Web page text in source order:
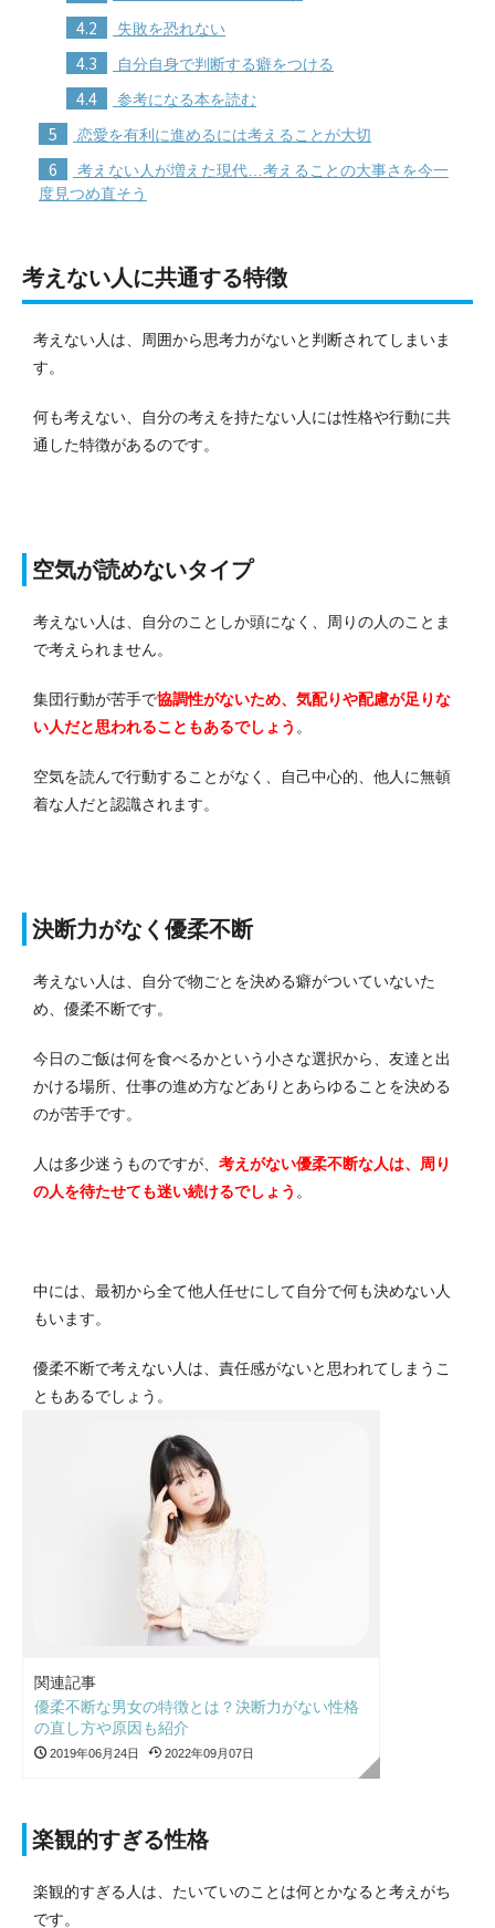
4.2 失敗を恐れない
4.3 自分自身で判断する癖をつける
4.4 参考になる本を読む
5 恋愛を有利に進めるには考えることが大切
6
考えない人が増えた現代…考えることの大事さを今一
度見つめ直そう
考えない人に共通する特徴
考えない人は、周囲から思考力がないと判断されてしまいま
す。
何も考えない、自分の考えを持たない人には性格や行動に共
通した特徴があるのです。
空気が読めないタイプ
考えない人は、自分のことしか頭になく、周りの人のことま
で考えられません。
集団行動が苦手で協調性がないため、気配りや配慮が足りな
い人だと思われることもあるでしょう 。
空気を読んで行動することがなく、自己中心的、他人に無頓
着な人だと認識されます。
決断力がなく優柔不断
考えない人は、自分で物ごとを決める癖がついていないた
め、優柔不断です。
今日のご飯は何を食べるかという小さな選択から、友達と出
かける場所、仕事の進め方などありとあらゆることを決める
のが苦手です。
人は多少迷うものですが、 考えがない優柔不断な人は、周り
の人を待たせても迷い続けるでしょう 。
中には、最初から全て他人任せにして自分で何も決めない人
もいます。
優柔不断で考えない人は、責任感がないと思われてしまうこ
ともあるでしょう。
関連記事
優柔不断な男女の特徴とは？決断力がない性格
の直し方や原因も紹介
2019年06月24日 2022年09月07日
楽観的すぎる性格
楽観的すぎる人は、たいていのことは何とかなると考えがち
です。